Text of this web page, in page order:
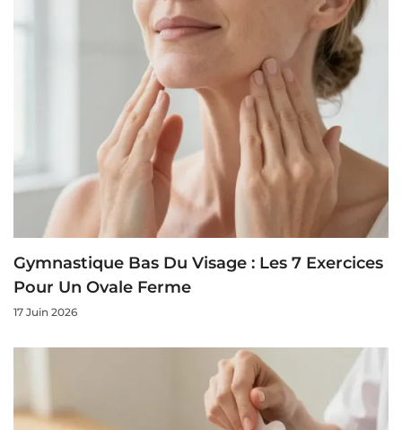
Gymnastique Bas Du Visage : Les 7 Exercices
Pour Un Ovale Ferme
17 Juin 2026